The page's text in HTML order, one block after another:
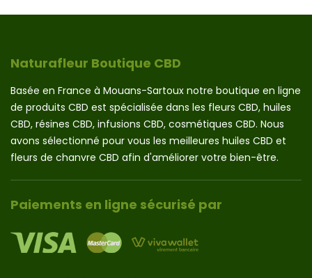
Naturafleur Boutique CBD
Basée en France à Mouans-Sartoux notre boutique en ligne
de produits CBD est spécialisée dans les fleurs CBD, huiles
CBD, résines CBD, infusions CBD, cosmétiques CBD. Nous
avons sélectionné pour vous les meilleures huiles CBD et
fleurs de chanvre CBD afin d'améliorer votre bien-être.
Paiements en ligne sécurisé par